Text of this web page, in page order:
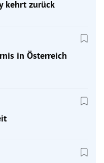
kehrt zurück
in Österreich